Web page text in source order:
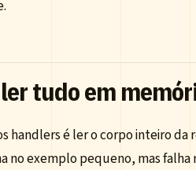
tudo em
handlers é ler o corpo inteiro da
no exemplo pequeno, mas